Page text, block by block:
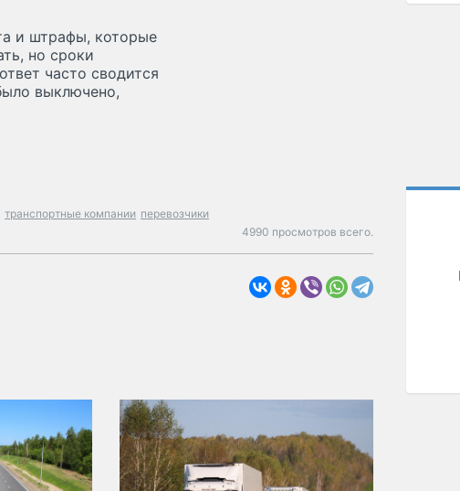
и штрафы, которые
но сроки
часто сводится
выключено,
транспортные компании перевозчики
4990 просмотров всего.